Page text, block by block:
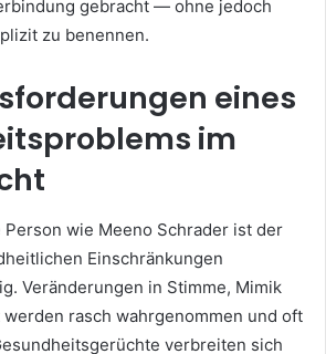
gebracht — ohne jedoch
zu benennen.
eines
im
wie Meeno Schrader ist der
Einschränkungen
Veränderungen in Stimme, Mimik
rasch wahrgenommen und oft
verbreiten sich